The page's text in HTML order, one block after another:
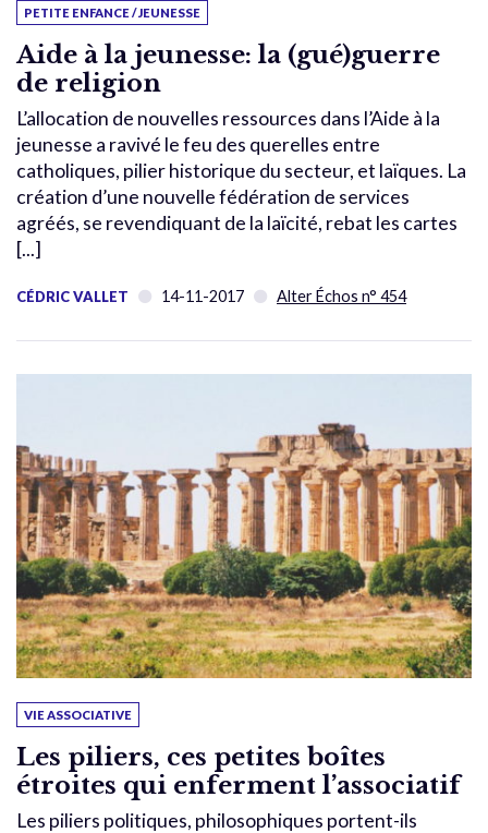
PETITE ENFANCE / JEUNESSE
Aide à la jeunesse: la (gué)guerre
de religion
L’allocation de nouvelles ressources dans l’Aide à la
jeunesse a ravivé le feu des querelles entre
catholiques, pilier historique du secteur, et laïques. La
création d’une nouvelle fédération de services
agréés, se revendiquant de la laïcité, rebat les cartes
[...]
CÉDRIC VALLET 14-11-2017 Alter Échos n° 454
VIE ASSOCIATIVE
Les piliers, ces petites boîtes
étroites qui enferment l’associatif
Les piliers politiques, philosophiques portent-ils